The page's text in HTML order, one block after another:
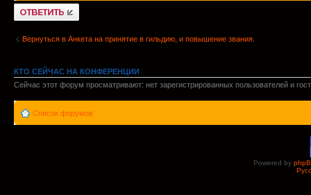
Ответить
Вернуться в Анкета на принятие в гильдию, и повышение звания.
КТО СЕЙЧАС НА КОНФЕРЕНЦИИ
Сейчас этот форум просматривают: нет зарегистрированных пользователей и
Список форумов
Powered by